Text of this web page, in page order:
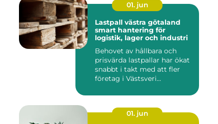
01. jun
Lastpall västra götaland
smart hantering för
logistik, lager och industri
Behovet av hållbara och
prisvärda lastpallar har ökat
snabbt i takt med att fler
företag i Västsveri...
01. jun